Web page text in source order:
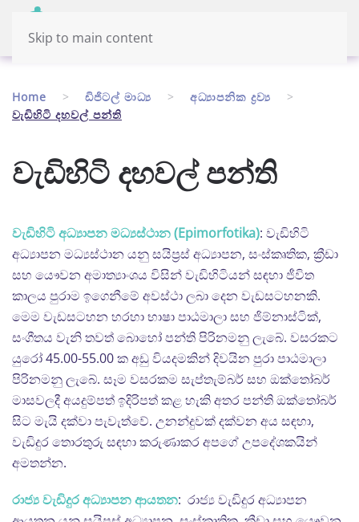
Skip to main content
Home ඩිජිටල් මාධ්‍ය
අධ්‍යාපනික ද්‍රව්‍ය
වැඩිහිටි දහවල් පන්ති
වැඩිහිටි දහවල් පන්ති
වැඩිහිටි අධ්‍යාපන මධ්‍යස්ථාන (Epimorfotika): වැඩිහිටි
අධ්‍යාපන මධ්‍යස්ථාන යනු සයිප්‍රස් අධ්‍යාපන, සංස්කෘතික, ක්‍රීඩා
සහ යෞවන අමාත්‍යාංශය විසින් වැඩිහිටියන් සඳහා ජීවිත
කාලය පුරාම ඉගෙනීමේ අවස්ථා ලබා දෙන වැඩසටහනකි.
මෙම වැඩසටහන හරහා භාෂා පාඨමාලා සහ ජිම්නාස්ටික්,
සංගීතය වැනි තවත් බොහෝ පන්ති පිරිනමනු ලැබේ. වසරකට
යුරෝ 45.00-55.00 ක අඩු වියදමකින් දිවයින පුරා පාඨමාලා
පිරිනමනු ලැබේ. සෑම වසරකම සැප්තැම්බර් සහ ඔක්තෝබර්
මාසවලදී අයදුම්පත් ඉදිරිපත් කළ හැකි අතර පන්ති ඔක්තෝබර්
සිට මැයි දක්වා පැවැත්වේ. උනන්දුවක් දක්වන අය සඳහා,
වැඩිදුර තොරතුරු සඳහා කරුණාකර අපගේ උපදේශකයින්
අමතන්න.
රාජ්‍ය වැඩිදුර අධ්‍යාපන ආයතන: රාජ්‍ය වැඩිදුර අධ්‍යාපන